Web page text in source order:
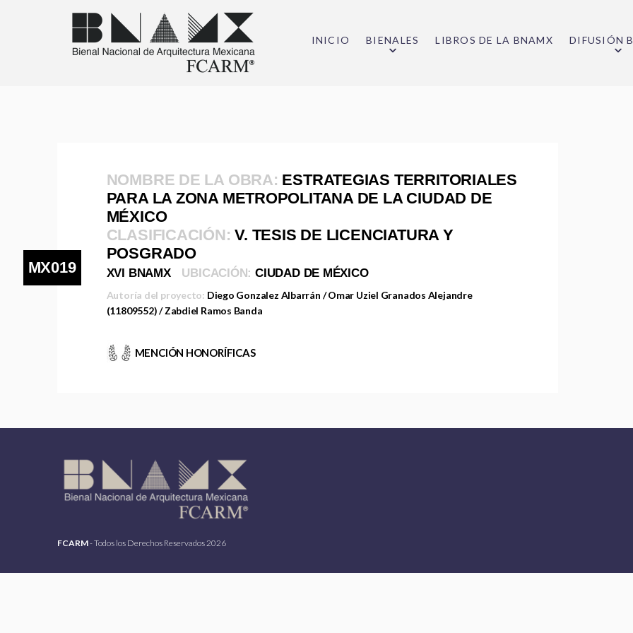
INICIO BIENALES LIBROS DE LA BNAMX DIFUSIÓN
MX019
NOMBRE DE LA OBRA: ESTRATEGIAS TERRITORIALES
PARA LA ZONA METROPOLITANA DE LA CIUDAD DE
MÉXICO
CLASIFICACIÓN:V. TESIS DE LICENCIATURA Y
POSGRADO
XVI BNAMX UBICACIÓN:CIUDAD DE MÉXICO
Autoría del proyecto: Diego Gonzalez Albarrán / Omar Uziel Granados Alejandre
(11809552) / Zabdiel Ramos Banda
MENCIÓN HONORÍFICAS
FCARM- Todos los Derechos Reservados 2026